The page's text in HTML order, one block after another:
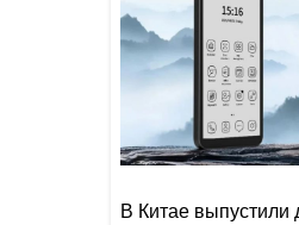
В Китае выпустили